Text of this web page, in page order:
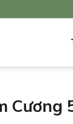
Cương